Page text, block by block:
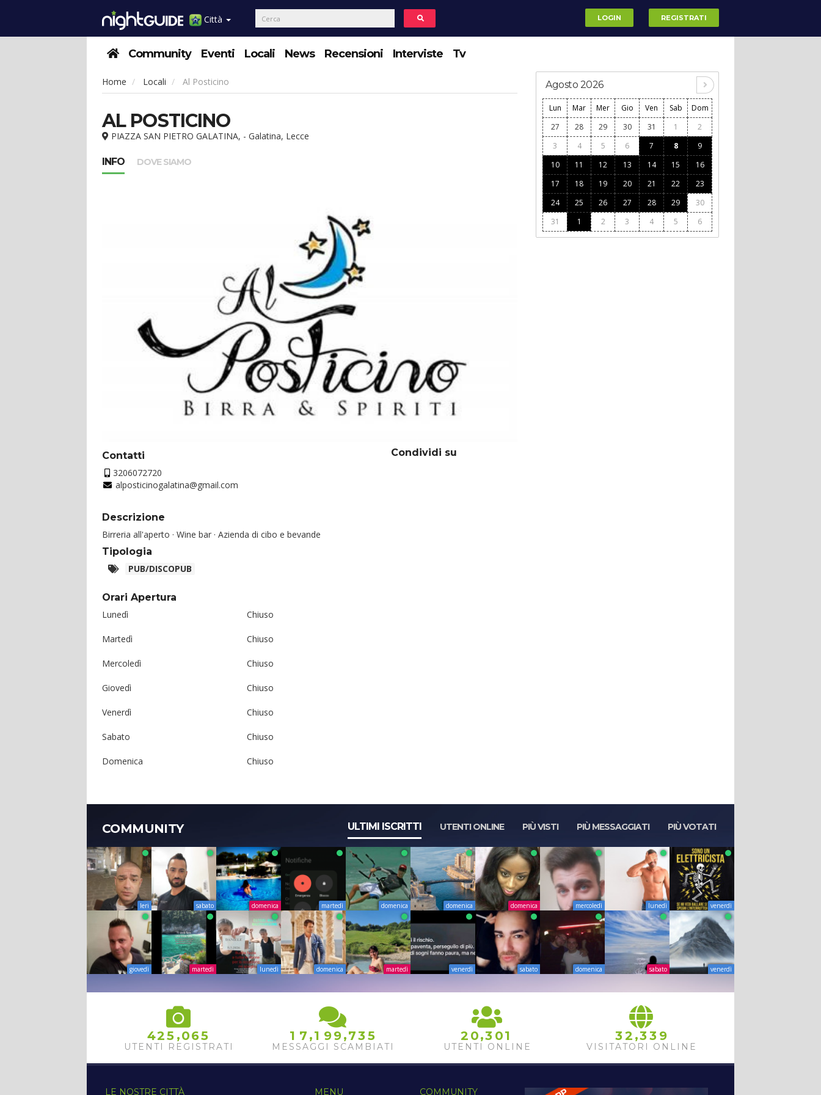
Città LOGIN REGISTRATI
Community Eventi Locali News Recensioni Interviste Tv
Home Locali Al Posticino
AL POSTICINO
PIAZZA SAN PIETRO GALATINA, - Galatina, Lecce
INFO DOVE SIAMO
Contatti
3206072720
alposticinogalatina@gmail.com
Condividi su
Descrizione
Birreria all'aperto · Wine bar · Azienda di cibo e bevande
Tipologia
PUB/DISCOPUB
Orari Apertura
Lunedì
Chiuso
Martedì Chiuso
Mercoledì Chiuso
Giovedì Chiuso
Venerdì Chiuso
Sabato Chiuso
Domenica Chiuso
Agosto 2026
Lun Mar Mer Gio Ven Sab
Dom
27
28 29 30 31 1
2
3
4 5 6 7 8
9
10
11 12 13 14 15
16
17
18 19 20 21 22
23
24
25 26 27 28 29
30
31
1 2 3 4 5 6
COMMUNITY ULTIMI ISCRITTI UTENTI ONLINE PIÙ VISTI PIÙ MESSAGGIATI PIÙ VOTATI
Ieri sabato domenica martedì domenica domenica domenica mercoledì lunedì venerdì
giovedì martedì lunedì domenica martedì venerdì sabato domenica sabato venerdì
425 ,065
UTENTI REGISTRATI
1 7 ,1 99,735
MESSAGGI SCAMBIATI
2 0,3 01
UTENTI ONLINE
32 ,33 9
VISITATORI ONLINE
LE NOSTRE CITTÀ MENU COMMUNITY